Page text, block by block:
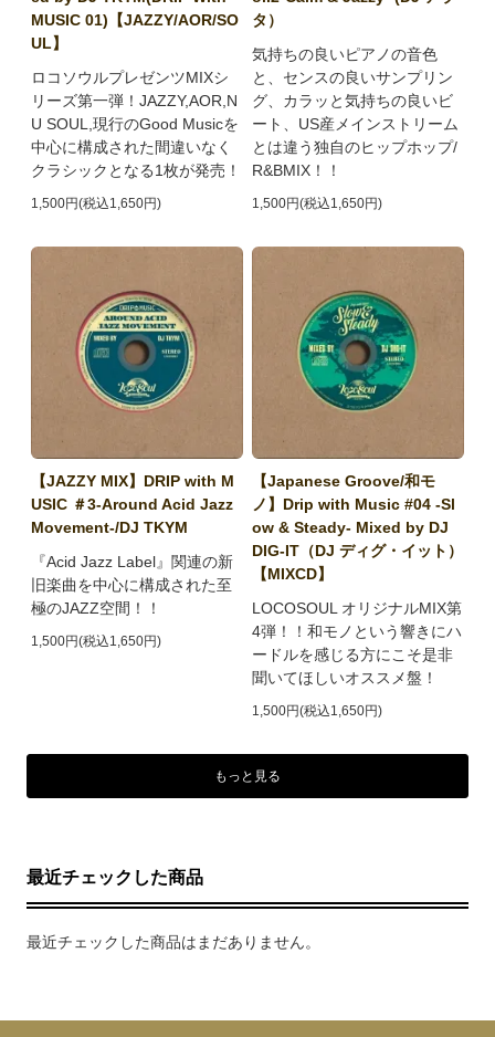
MUSIC 01)【JAZZY/AOR/SO
UL】
ロコソウルプレゼンツMIXシ
リーズ第一弾！JAZZY,AOR,N
U SOUL,現行のGood Musicを
中心に構成された間違いなく
クラシックとなる1枚が発売！
1,500円(税込1,650円)
タ）
気持ちの良いピアノの音色
と、センスの良いサンプリン
グ、カラッと気持ちの良いビ
ート、US産メインストリーム
とは違う独自のヒップホップ/
R&BMIX！！
1,500円(税込1,650円)
【JAZZY MIX】DRIP with M
USIC ＃3-Around Acid Jazz
Movement-/DJ TKYM
『Acid Jazz Label』関連の新
旧楽曲を中心に構成された至
極のJAZZ空間！！
1,500円(税込1,650円)
【Japanese Groove/和モ
ノ】Drip with Music #04 -Sl
ow & Steady- Mixed by DJ
DIG-IT（DJ ディグ・イット）
【MIXCD】
LOCOSOUL オリジナルMIX第
4弾！！和モノという響きにハ
ードルを感じる方にこそ是非
聞いてほしいオススメ盤！
1,500円(税込1,650円)
もっと見る
最近チェックした商品
最近チェックした商品はまだありません。